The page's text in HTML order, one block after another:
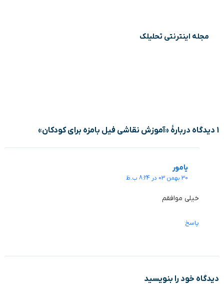
مجله اینترنتی تحلیلک
1 دیدگاه دربارهٔ «آموزش نقاشی فیل بامزه برای کودکان»
یامور
30 بهمن 03 در 8:24 ب.ظ
خیلی موافقم
پاسخ
دیدگاه‌ خود را بنویسید